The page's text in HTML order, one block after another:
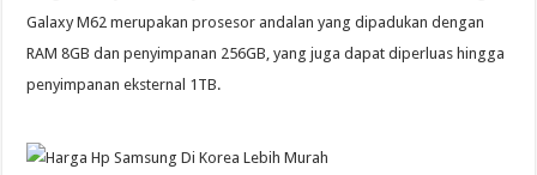
Galaxy M62 merupakan prosesor andalan yang dipadukan dengan
RAM 8GB dan penyimpanan 256GB, yang juga dapat diperluas hingga
penyimpanan eksternal 1TB.